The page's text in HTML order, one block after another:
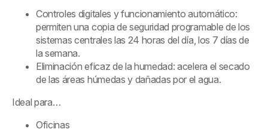
Controles digitales y funcionamiento automático:
permiten una copia de seguridad programable de los
sistemas centrales las 24 horas del día, los 7 días de
la semana.
Eliminación eficaz de la humedad: acelera el secado
de las áreas húmedas y dañadas por el agua.
Ideal para…
Oficinas